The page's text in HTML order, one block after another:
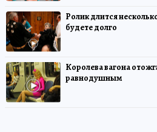
Ролик длится
будете долго
Королева вагона
равнодушным